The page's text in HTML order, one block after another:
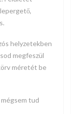
helyzetekben
megfeszül
méretét be
tud